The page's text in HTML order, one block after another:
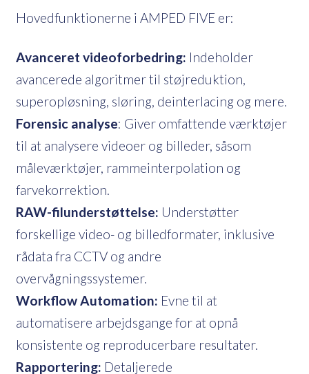
Hovedfunktionerne i AMPED FIVE er:
Avanceret videoforbedring: Indeholder
avancerede algoritmer til støjreduktion,
superopløsning, sløring, deinterlacing og mere.
Forensic analyse: Giver omfattende værktøjer
til at analysere videoer og billeder, såsom
måleværktøjer, rammeinterpolation og
farvekorrektion.
RAW-filunderstøttelse: Understøtter
forskellige video- og billedformater, inklusive
rådata fra CCTV og andre
overvågningssystemer.
Workflow Automation: Evne til at
automatisere arbejdsgange for at opnå
konsistente og reproducerbare resultater.
Rapportering: Detaljerede